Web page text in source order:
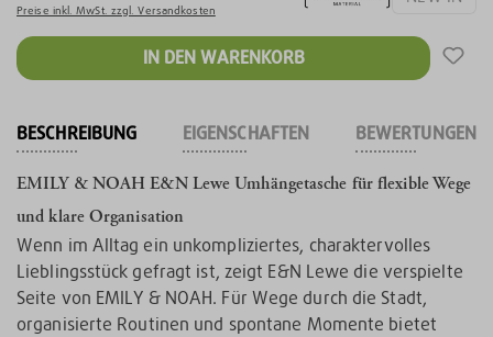
BESCHREIBUNG EIGENSCHAFTEN BEWERTUNGEN
EMILY & NOAH E&N Lewe Umhängetasche für flexible Wege
und klare Organisation
Wenn im Alltag ein unkompliziertes, charaktervolles
Lieblingsstück gefragt ist, zeigt E&N Lewe die verspielte
Seite von EMILY & NOAH. Für Wege durch die Stadt,
organisierte Routinen und spontane Momente bietet
Preise inkl. MwSt. zzgl. Versandkosten
IN DEN WARENKORB